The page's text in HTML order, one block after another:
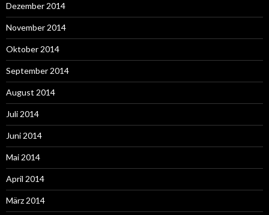
Dezember 2014
November 2014
Oktober 2014
September 2014
August 2014
Juli 2014
Juni 2014
Mai 2014
April 2014
März 2014